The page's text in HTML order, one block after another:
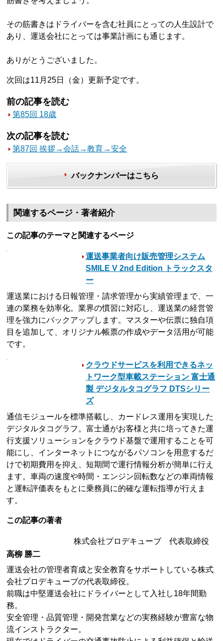
その筋書きはドライバーを含む社員にとっての人生設計で
あり、運送会社にとっては事業計画にも通じます。
ありがとうございました。
次回は11月25日（金）更新予定です。
前の記事を読む
第85回 18歳
次の記事を読む
第87回 挨拶→会話→教育→安全
バックナンバーはこちら
関連するページ・著者紹介
この記事のテーマと関連するページ
運送事業者向け販売管理システム
SMILE V 2nd Edition トラックスタ
ー
運送業における日報管理・請求管理から実績管理まで、一
連の業務を効率化。業界の慣習に対応し、運送業の経営管
理を強力にバックアップします。マスターや伝票に独自項
目を追加して、オリジナル帳票の作成やデータ活用が可能
です。
クラウドサービスを利用できるネッ
トワーク型車載ステーション 富士通
製 デジタルタコグラフ DTSシリー
ズ
通信モジュールを標準搭載し、カードレス運用を実現した
デジタルタコグラフ。富士通がお客様と共に培ってきた運
行支援ソリューションをクラウド基盤で運用することを可
能にし、インターネットにつながるパソコンを用意するだ
けで初期費用を抑え、短期間で運行情報分析が簡単に行え
ます。車両の速度や時間・エンジン回転数などの車両情報
と運転評価表をもとに乗務員に的確な運転指導が行えま
す。
この記事の著者
株式会社プロデキューブ 代表取締役
高柳 勝二
運送会社の管理者育成と安全教育をサポートしている株式
会社プロデキューブの代表取締役。
前職は中堅運送会社にドライバーとして入社し18年間勤
務。
安全管理・品質管理・開発営業などの実務経験が豊富な物
流インストラクター。